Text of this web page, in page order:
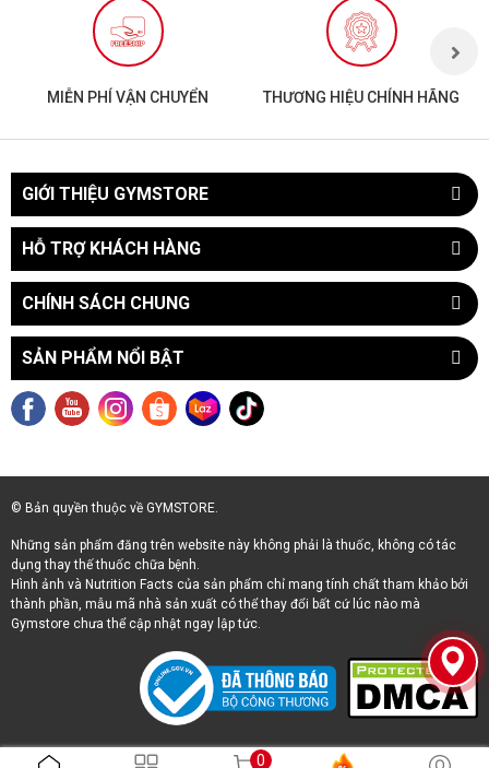
MIỄN PHÍ VẬN CHUYỂN THƯƠNG HIỆU CHÍNH HÃNG
GIỚI THIỆU GYMSTORE
HỖ TRỢ KHÁCH HÀNG
CHÍNH SÁCH CHUNG
SẢN PHẨM NỔI BẬT
© Bản quyền thuộc về GYMSTORE.
Những sản phẩm đăng trên website này không phải là thuốc, không có tác
dụng thay thế thuốc chữa bệnh.
Hình ảnh và Nutrition Facts của sản phẩm chỉ mang tính chất tham khảo bởi
thành phần, mẫu mã nhà sản xuất có thể thay đổi bất cứ lúc nào mà
Gymstore chưa thể cập nhật ngay lập tức.
0